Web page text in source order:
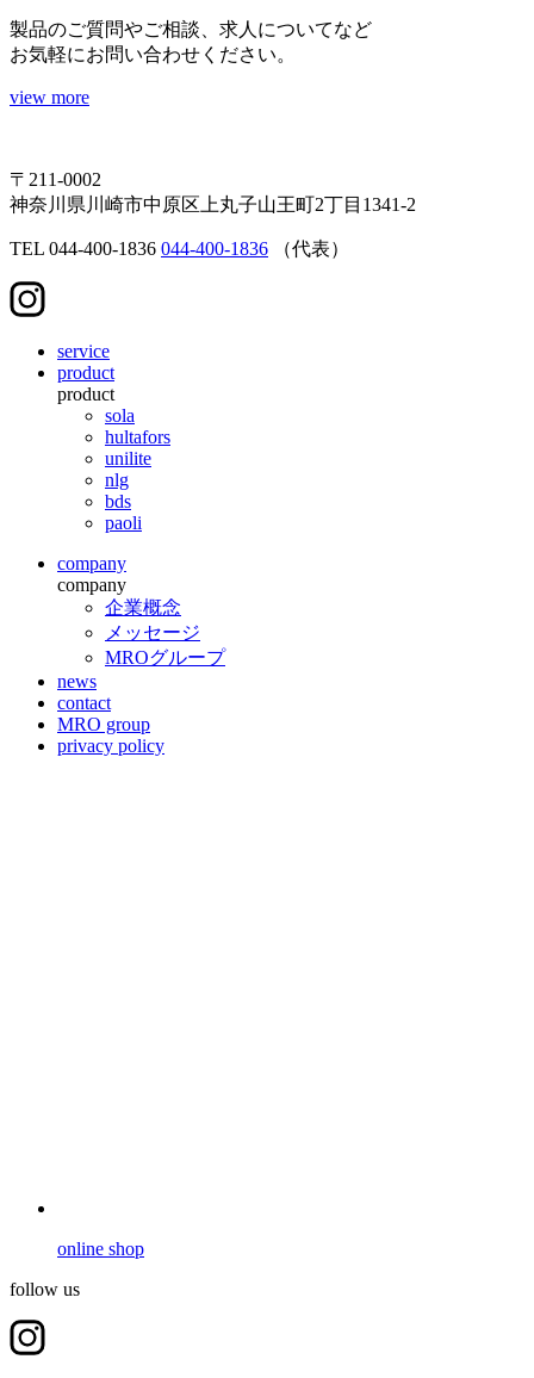
製品のご質問やご相談、求人についてなど
お気軽にお問い合わせください。
view more
〒211-0002
神奈川県川崎市中原区上丸子山王町2丁目1341-2
TEL 044-400-1836 044-400-1836 （代表）
service
product
product
sola
hultafors
unilite
nlg
bds
paoli
company
company
企業概念
メッセージ
MROグループ
news
contact
MRO group
privacy policy
online shop
follow us